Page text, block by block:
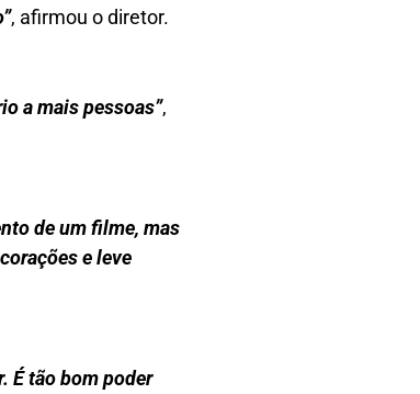
, afirmou o diretor.
a mais pessoas”,
de um filme, mas
e leve
É tão bom poder